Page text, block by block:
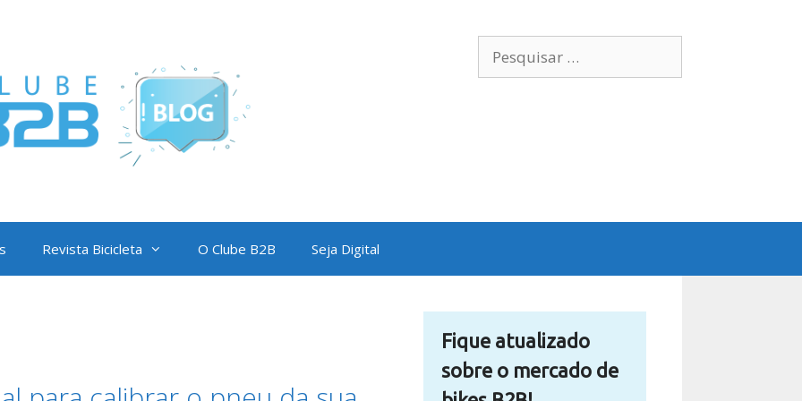
por:
Revista Bicicleta O Clube B2B Seja Digital
Fique atualizado
sobre o mercado de